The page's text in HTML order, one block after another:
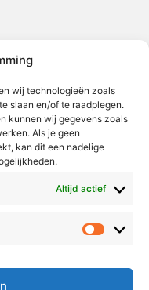
wij technologieën zoals
slaan en/of te raadplegen.
kunnen wij gegevens zoals
Als je geen
kan dit een nadelige
Altijd actief